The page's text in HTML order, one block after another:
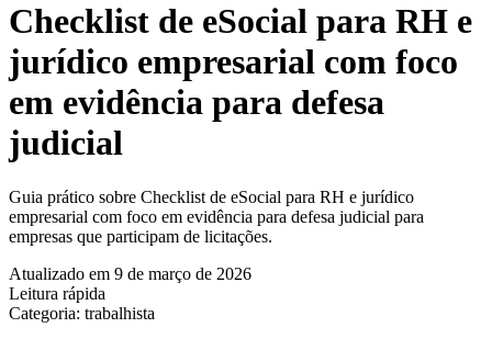
Checklist de eSocial para RH e
jurídico empresarial com foco
em evidência para defesa
judicial
Guia prático sobre Checklist de eSocial para RH e jurídico
empresarial com foco em evidência para defesa judicial para
empresas que participam de licitações.
Atualizado em 9 de março de 2026
Leitura rápida
Categoria: trabalhista